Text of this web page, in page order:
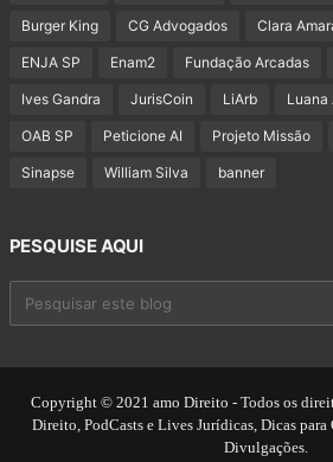
Burger King CG Advogados Clara
ENJA SP Enam2 Fundação Arcadas
Ives Gandra JurisCoin LiArb Luana
OAB SP Peticione AI Projeto Missão
Sinapse William Silva banner
PESQUISE AQUI
Copyright © 2021 amo Direito - Todos os
Direito, PodCasts e Lives Jurídicas, Dicas
Divulgações.